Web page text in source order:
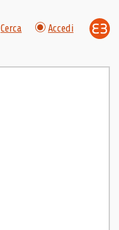
Cerca Accedi